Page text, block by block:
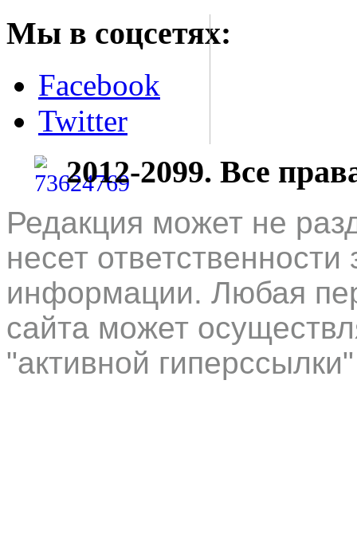
Мы в соцсетях:
Facebook
Twitter
2012-2099. Все
Редакция может не
несет
информации. Любая
сайта может
"активной